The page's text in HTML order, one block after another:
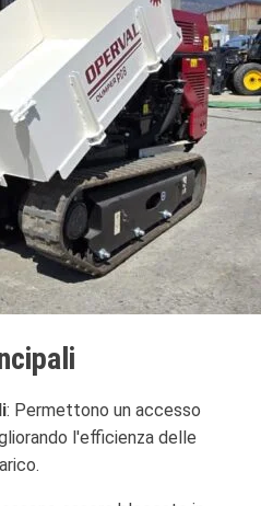
: Permettono un accesso
l'efficienza delle